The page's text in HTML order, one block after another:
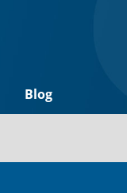
Blog